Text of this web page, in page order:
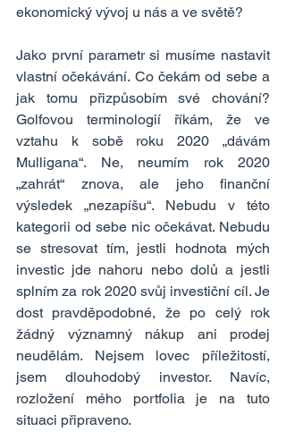
ekonomický vývoj u nás a ve světě?
Jako první parametr si musíme nastavit
vlastní očekávání. Co čekám od sebe a
jak tomu přizpůsobím své chování?
Golfovou terminologií říkám, že ve
vztahu k sobě roku 2020 „dávám
Mulligana“. Ne, neumím rok 2020
„zahrát“ znova, ale jeho finanční
výsledek „nezapíšu“. Nebudu v této
kategorii od sebe nic očekávat. Nebudu
se stresovat tím, jestli hodnota mých
investic jde nahoru nebo dolů a jestli
splním za rok 2020 svůj investiční cíl. Je
dost pravděpodobné, že po celý rok
žádný významný nákup ani prodej
neudělám. Nejsem lovec příležitostí,
jsem dlouhodobý investor. Navíc,
rozložení mého portfolia je na tuto
situaci připraveno.